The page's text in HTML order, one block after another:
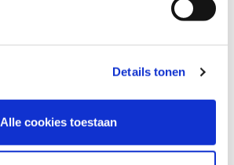
Details tonen
Alle cookies toestaan
MotoPort Rockanje